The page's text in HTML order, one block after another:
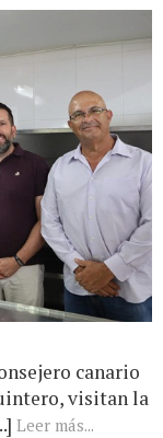
canario
visitan la
Leer más...